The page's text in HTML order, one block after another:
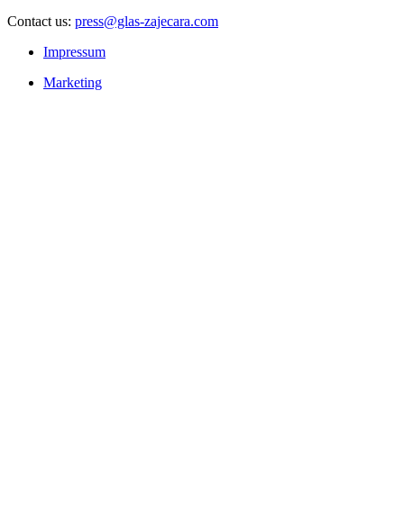
Contact us: press@glas-zajecara.com
Impressum
Marketing